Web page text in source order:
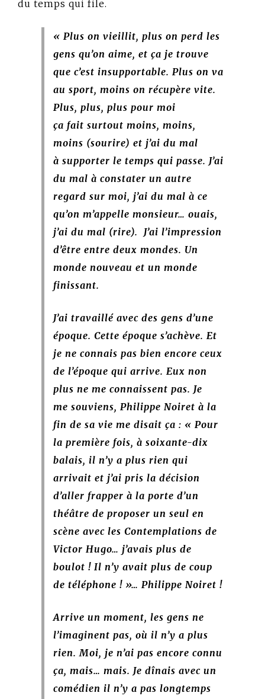
du temps qui file.
« Plus on vieillit, plus on perd les
gens qu’on aime, et ça je trouve
que c’est insupportable. Plus on va
au sport, moins on récupère vite.
Plus, plus, plus pour moi
ça fait surtout moins, moins,
moins (sourire) et j’ai du mal
à supporter le temps qui passe. J’ai
du mal à constater un autre
regard sur moi, j’ai du mal à ce
qu’on m’appelle monsieur… ouais,
j’ai du mal (rire). J’ai l’impression
d’être entre deux mondes. Un
monde nouveau et un monde
finissant.
J’ai travaillé avec des gens d’une
époque. Cette époque s’achève. Et
je ne connais pas bien encore ceux
de l’époque qui arrive. Eux non
plus ne me connaissent pas. Je
me souviens, Philippe Noiret à la
fin de sa vie me disait ça : « Pour
la première fois, à soixante-dix
balais, il n’y a plus rien qui
arrivait et j’ai pris la décision
d’aller frapper à la porte d’un
théâtre de proposer un seul en
scène avec les Contemplations de
Victor Hugo… j’avais plus de
boulot ! Il n’y avait plus de coup
de téléphone ! »… Philippe Noiret !
Arrive un moment, les gens ne
l’imaginent pas, où il n’y a plus
rien. Moi, je n’ai pas encore connu
ça, mais… mais. Je dînais avec un
comédien il n’y a pas longtemps